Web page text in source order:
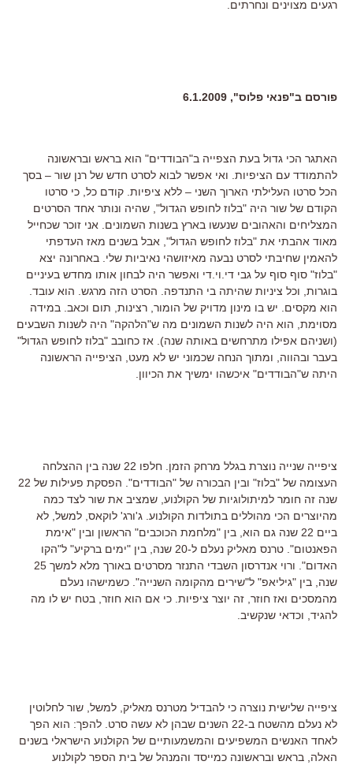
רגעים מצוינים ונחרתים.
פורסם ב"פנאי פלוס", 6.1.2009
האתגר הכי גדול בעת הצפייה ב"הבודדים" הוא בראש ובראשונה
להתמודד עם הציפיות. ואי אפשר לבוא לסרט חדש של רנן שור – בסך
הכל סרטו העלילתי הארוך השני – ללא ציפיות. קודם כל, כי סרטו
הקודם של שור היה "בלוז לחופש הגדול", שהיה ונותר אחד הסרטים
המצליחים והאהובים שנעשו בארץ בשנות השמונים. אני זוכר שכחייל
מאוד אהבתי את "בלוז לחופש הגדול", אבל בשנים מאז העדפתי
להאמין שחיבתי לסרט נבעה מאיזושהי נאיביות שלי. באחרונה יצא
"בלוז" סוף סוף על גבי די.וי.די ואפשר היה לבחון אותו מחדש בעיניים
בוגרות, וכל ציניות שהיתה בי התנדפה. הסרט הזה מרגש. הוא עובד.
הוא מקסים. יש בו מינון מדויק של הומור, רצינות, תום וכאב. במידה
מסוימת, הוא היה לשנות השמונים מה ש"הלהקה" היה לשנות השבעים
(ושניהם אפילו מתרחשים באותה שנה). אז כחובב "בלוז לחופש הגדול"
בעבר ובהווה, ומתוך הנחה שכמוני יש לא מעט, הציפייה הראשונה
היתה ש"הבודדים" איכשהו ימשיך את הכיוון.
ציפייה שנייה נוצרת בגלל מרחק הזמן. חלפו 22 שנה בין ההצלחה
העצומה של "בלוז" ובין הבכורה של "הבודדים". הפסקת פעילות של 22
שנה זה חומר למיתולוגיות של הקולנוע, שמציב את שור לצד כמה
מהיוצרים הכי מהוללים בתולדות הקולנוע. ג'ורג' לוקאס, למשל, לא
ביים 22 שנה גם הוא, בין "מלחמת הכוכבים" הראשון ובין "אימת
הפאנטום". טרנס מאליק נעלם ל-20 שנה, בין "ימים ברקיע" ל"הקו
האדום". ורוי אנדרסון השבדי התנזר מסרטים באורך מלא למשך 25
שנה, בין "גיליאפ" ל"שירים מהקומה השנייה". כשמישהו נעלם
מהמסכים ואז חוזר, זה יוצר ציפיות. כי אם הוא חוזר, בטח יש לו מה
להגיד, וכדאי שנקשיב.
ציפייה שלישית נוצרה כי להבדיל מטרנס מאליק, למשל, שור לחלוטין
לא נעלם מהשטח ב-22 השנים שבהן לא עשה סרט. להפך: הוא הפך
לאחד האנשים המשפיעים והמשמעותיים של הקולנוע הישראלי בשנים
האלה, בראש ובראשונה כמייסד והמנהל של בית הספר לקולנוע